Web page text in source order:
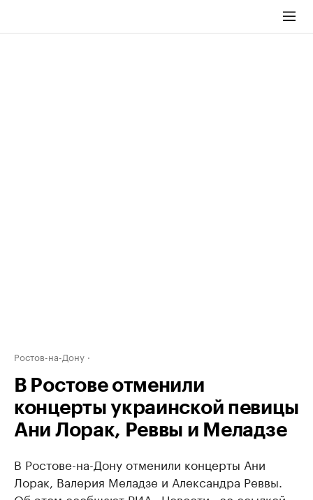
Ростов-на-Дону
В Ростове отменили
концерты украинской певицы
Ани Лорак, Реввы и Меладзе
В Ростове-на-Дону отменили концерты Ани
Лорак, Валерия Меладзе и Александра Реввы.